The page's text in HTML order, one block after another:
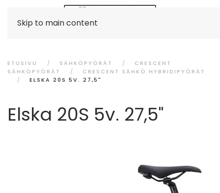
Skip to main content
ETUSIVU SÄHKÖPYÖRÄT
CRESCENT
SÄHKÖPYÖRÄT
CRESCENT SÄHKÖ HYBRIDIPYÖRÄT
ELSKA 20S 5V. 27,5"
Elska 20S 5v. 27,5"